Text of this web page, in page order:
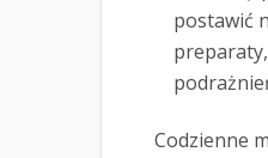
postawić
Codzienne